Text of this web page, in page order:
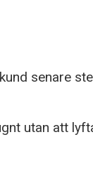
senare
utan att